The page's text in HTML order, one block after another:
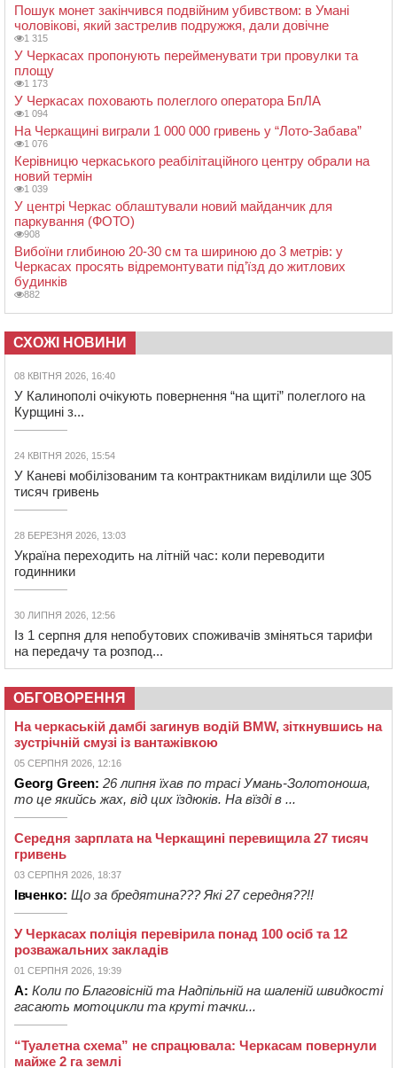
Пошук монет закінчився подвійним убивством: в Умані
чоловікові, який застрелив подружжя, дали довічне
1 315
У Черкасах пропонують перейменувати три провулки та
площу
1 173
У Черкасах поховають полеглого оператора БпЛА
1 094
На Черкащині виграли 1 000 000 гривень у “Лото-Забава”
1 076
Керівницю черкаського реабілітаційного центру обрали на
новий термін
1 039
У центрі Черкас облаштували новий майданчик для
паркування (ФОТО)
908
Вибоїни глибиною 20-30 см та шириною до 3 метрів: у
Черкасах просять відремонтувати під’їзд до житлових
будинків
882
СХОЖІ НОВИНИ
08 КВІТНЯ 2026, 16:40
У Калинополі очікують повернення “на щиті” полеглого на
Курщині з...
24 КВІТНЯ 2026, 15:54
У Каневі мобілізованим та контрактникам виділили ще 305
тисяч гривень
28 БЕРЕЗНЯ 2026, 13:03
Україна переходить на літній час: коли переводити
годинники
30 ЛИПНЯ 2026, 12:56
Із 1 серпня для непобутових споживачів зміняться тарифи
на передачу та розпод...
ОБГОВОРЕННЯ
На черкаській дамбі загинув водій BMW, зіткнувшись на
зустрічній смузі із вантажівкою
05 СЕРПНЯ 2026, 12:16
Georg Green: 26 липня їхав по трасі Умань-Золотоноша,
то це якийсь жах, від цих їздюків. На вїзді в ...
Середня зарплата на Черкащині перевищила 27 тисяч
гривень
03 СЕРПНЯ 2026, 18:37
Івченко: Що за бредятина??? Які 27 середня??!!
У Черкасах поліція перевірила понад 100 осіб та 12
розважальних закладів
01 СЕРПНЯ 2026, 19:39
А: Коли по Благовісній та Надпільній на шаленій швидкості
гасають мотоцикли та круті тачки...
“Туалетна схема” не спрацювала: Черкасам повернули
майже 2 га землі